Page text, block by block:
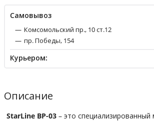
Cамовывоз
Комсомольский пр., 10 ст.12
пр. Победы, 154
Курьером:
Описание
StarLine ВР-03 – это специализированный